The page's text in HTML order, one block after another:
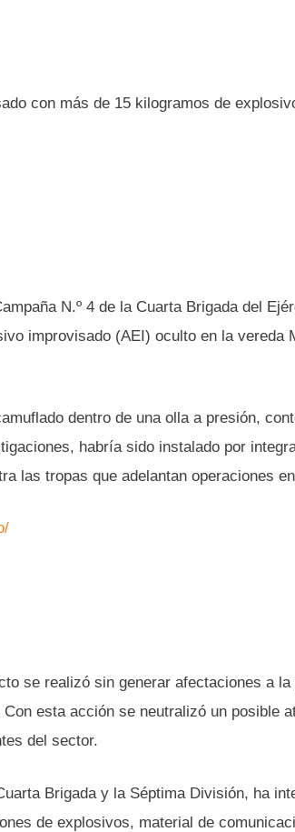
con más de 15 kilogramos de
N.º 4 de la Cuarta Brigada del
improvisado (AEI) oculto en la vereda
dentro de una olla a presión,
habría sido instalado por
las tropas que adelantan operaciones
se realizó sin generar afectaciones a
esta acción se neutralizó un posible
del sector.
Brigada y la Séptima División, ha
de explosivos, material de